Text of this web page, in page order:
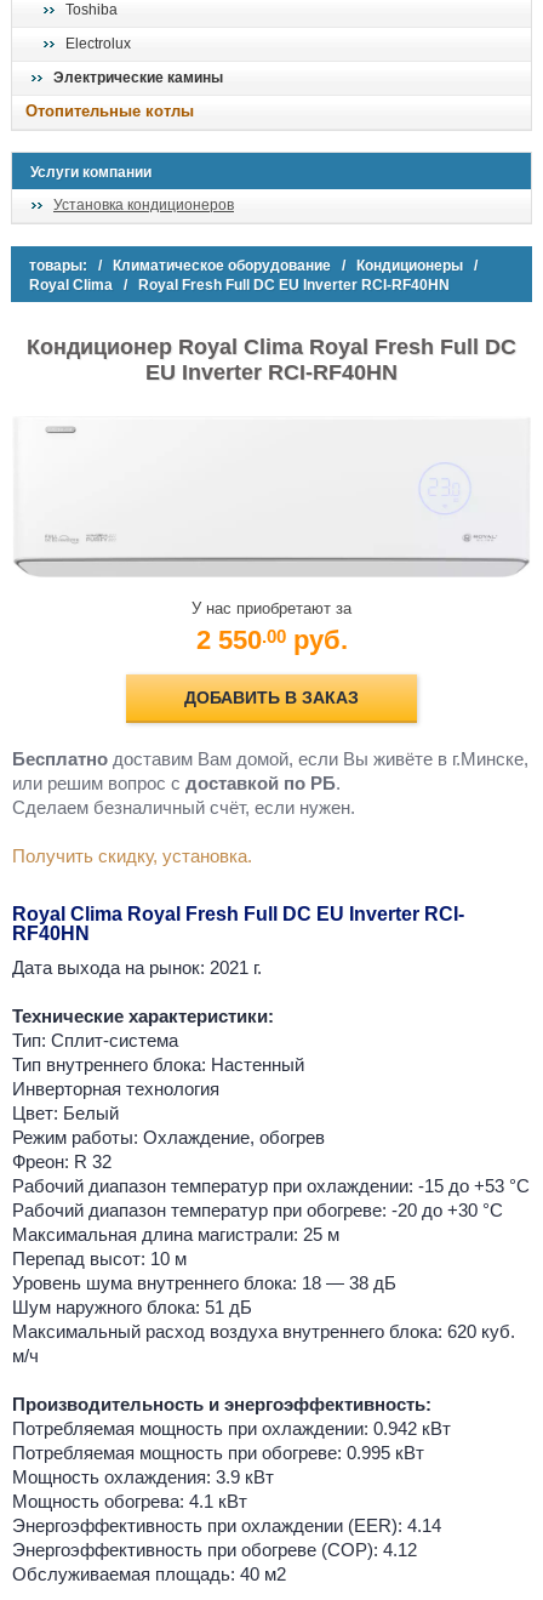
Toshiba
Electrolux
Электрические камины
Отопительные котлы
Услуги компании
Установка кондиционеров
товары: / Климатическое оборудование / Кондиционеры /
Royal Clima / Royal Fresh Full DC EU Inverter RCI-RF40HN
Кондиционер Royal Clima Royal Fresh Full DC
EU Inverter RCI-RF40HN
У нас приобретают за
2 550.00 руб.
ДОБАВИТЬ В ЗАКАЗ
Бесплатно доставим Вам домой, если Вы живёте в г.Минске,
или решим вопрос с доставкой по РБ.
Cделаем безналичный счёт, если нужен.
Получить скидку, установка.
Royal Clima Royal Fresh Full DC EU Inverter RCI-
RF40HN
Дата выхода на рынок: 2021 г.
Технические характеристики:
Тип: Сплит-система
Тип внутреннего блока: Настенный
Инверторная технология
Цвет: Белый
Режим работы: Охлаждение, обогрев
Фреон: R 32
Рабочий диапазон температур при охлаждении: -15 до +53 °C
Рабочий диапазон температур при обогреве: -20 до +30 °C
Максимальная длина магистрали: 25 м
Перепад высот: 10 м
Уровень шума внутреннего блока: 18 — 38 дБ
Шум наружного блока: 51 дБ
Максимальный расход воздуха внутреннего блока: 620 куб.
м/ч
Производительность и энергоэффективность:
Потребляемая мощность при охлаждении: 0.942 кВт
Потребляемая мощность при обогреве: 0.995 кВт
Мощность охлаждения: 3.9 кВт
Мощность обогрева: 4.1 кВт
Энергоэффективность при охлаждении (EER): 4.14
Энергоэффективность при обогреве (COP): 4.12
Обслуживаемая площадь: 40 м2